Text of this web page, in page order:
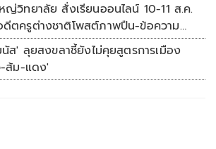
ญ่วิทยาลัย สั่งเรียนออนไลน์ 10-11 ส.ค.
ตครูต่างชาติโพสต์ภาพปืน-ข้อความ
ส' ลุยสงขลาชี้ยังไม่คุยสูตรการเมือง
-ส้ม-แดง'